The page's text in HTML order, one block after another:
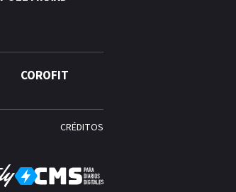
mundo? Efemérides del 6 de
COROFIT
CRÉDITOS